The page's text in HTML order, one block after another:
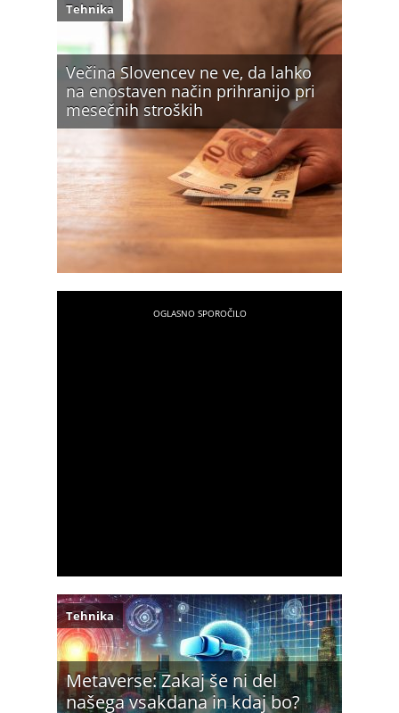
Večina Slovencev ne ve, da lahko
na enostaven način prihranijo pri
mesečnih stroških
Tehnika
Metaverse: Zakaj še ni del
našega vsakdana in kdaj bo?
Tehnika